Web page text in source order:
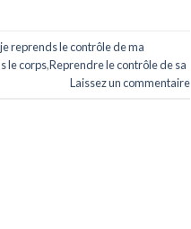
je reprends le contrôle de ma
le corps,Reprendre le contrôle de sa
Laissez un commentaire